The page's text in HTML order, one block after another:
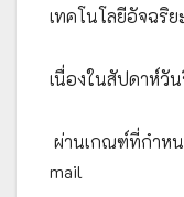
เทคโนโลยีอัจฉริย
เนื่องในสัปดาห์วั
ผ่านเกณฑ์ที่กำห
mail